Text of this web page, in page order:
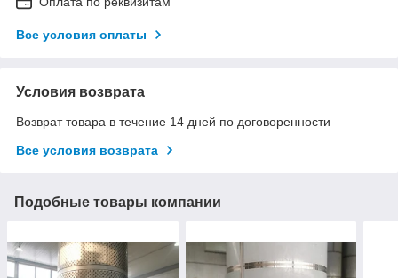
Все условия оплаты
Условия возврата
Возврат товара в течение 14 дней по договоренности
Все условия возврата
Подобные товары компании